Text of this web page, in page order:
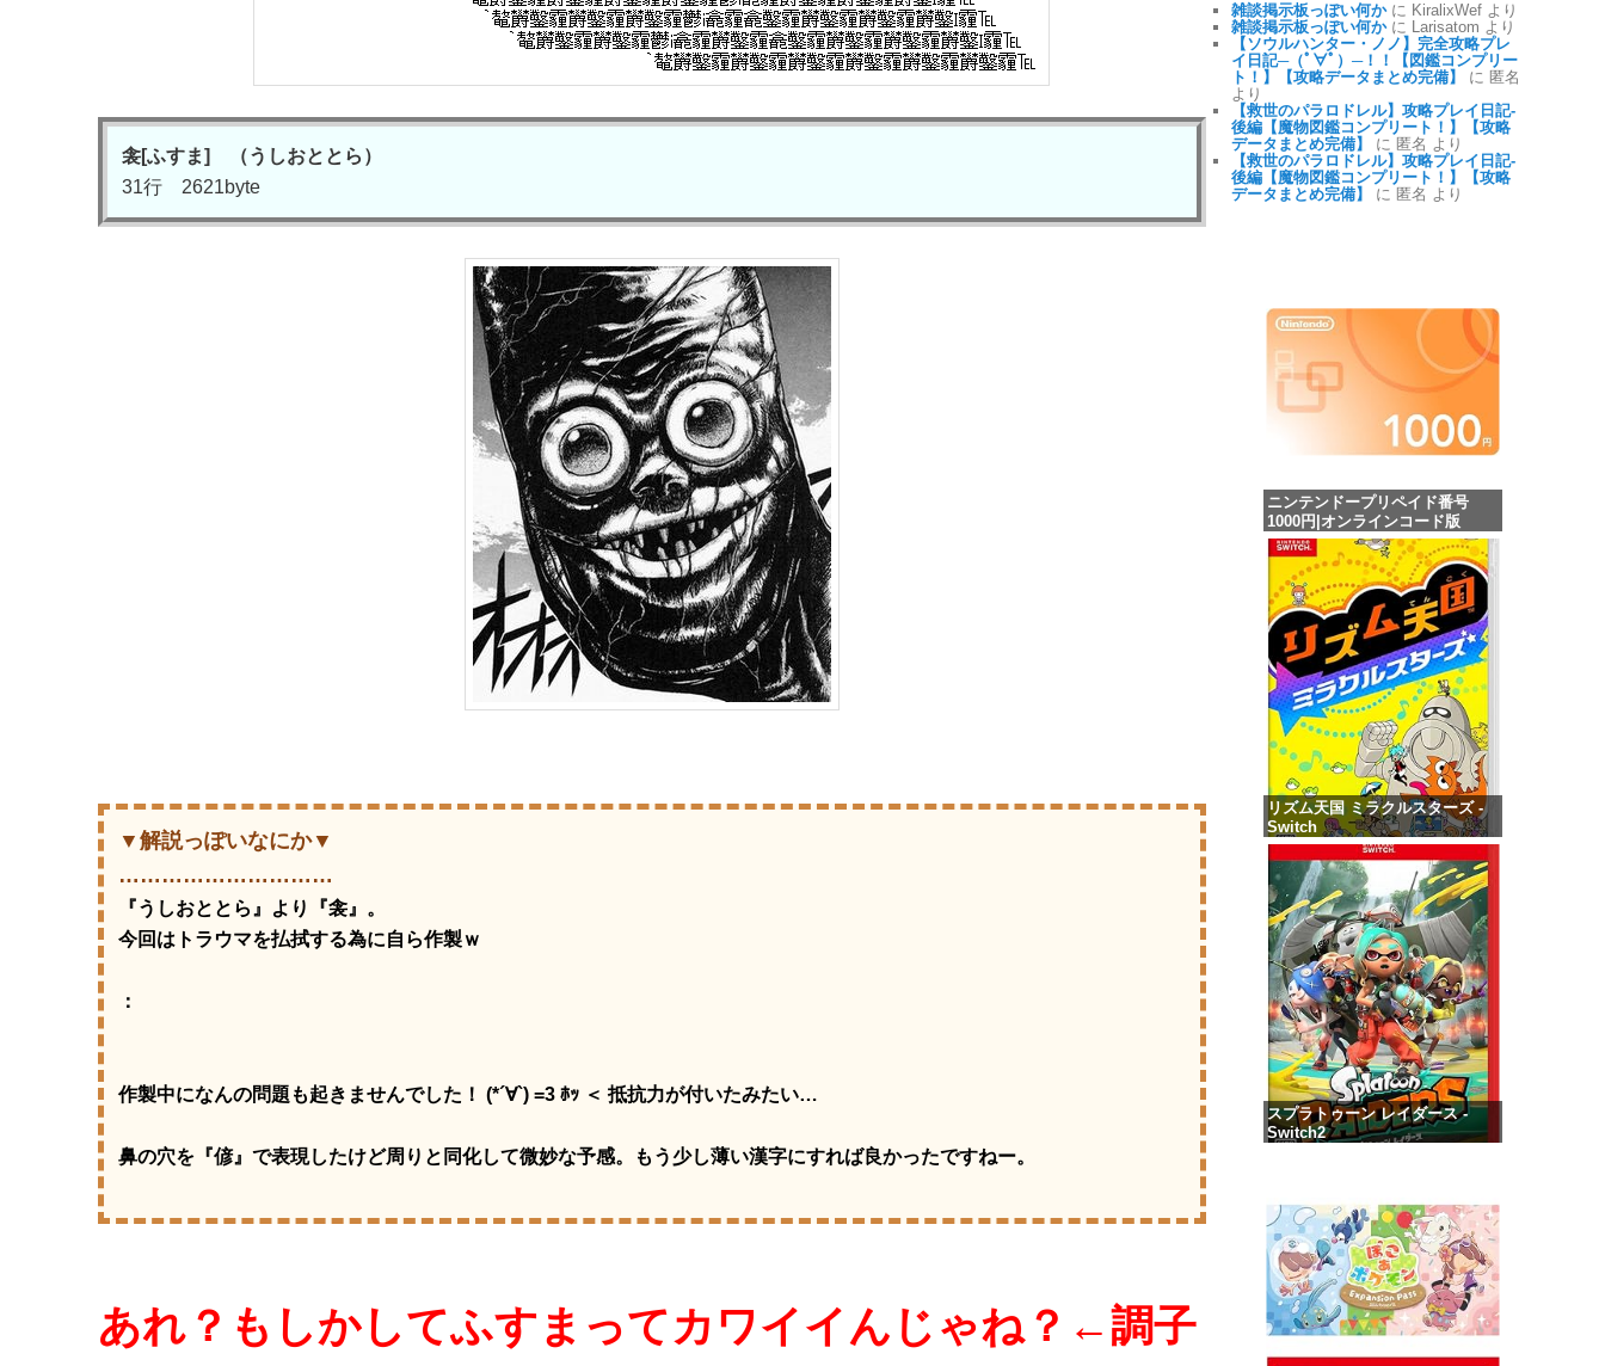
衾[ふすま] （うしおととら）
31行 2621byte
▼解説っぽいなにか▼
…………………………
『うしおととら』より『衾』。
今回はトラウマを払拭する為に自ら作製ｗ
：
作製中になんの問題も起きませんでした！ (*´∀`) =3 ﾎｯ ＜ 抵抗力が付いたみたい…
鼻の穴を『偐』で表現したけど周りと同化して微妙な予感。もう少し薄い漢字にすれば良かったですねー。
あれ？もしかしてふすまってカワイイんじゃね？←調子
雑談掲示板っぽい何かに KiralixWef より
雑談掲示板っぽい何かに Larisatom より
【ソウルハンター・ノノ】完全攻略プレ
イ日記─（ﾟ∀ﾟ）─！！【図鑑コンプリー
ト！】【攻略データまとめ完備】
に 匿名
より
【救世のパラロドレル】攻略プレイ日記-
後編【魔物図鑑コンプリート！】【攻略
データまとめ完備】
に 匿名 より
【救世のパラロドレル】攻略プレイ日記-
後編【魔物図鑑コンプリート！】【攻略
データまとめ完備】
に 匿名 より
ニンテンドープリペイド番号
1000円|オンラインコード版
価格：¥1,000
リズム天国 ミラクルスターズ -
Switch
価格：¥5,645
スプラトゥーン レイダース -
Switch2